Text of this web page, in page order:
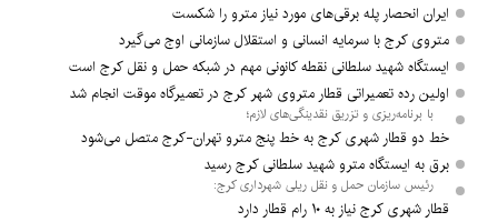
ایران انحصار پله برقی‌های مورد نیاز مترو را شکست
متروی کرج با سرمایه انسانی و استقلال سازمانی اوج می‌گیرد
ایستگاه شهید سلطانی نقطه کانونی مهم در شبکه حمل و نقل کرج است
اولین رده تعمیراتی قطار متروی شهر کرج در تعمیرگاه موقت انجام شد
با برنامه‌ریزی و تزریق نقدینگی‌های لازم؛
خط دو قطار شهری کرج به خط پنج مترو تهران-کرج متصل می‌شود
برق به‌ ایستگاه مترو شهید سلطانی کرج رسید
رئیس سازمان حمل و نقل ریلی شهرداری کرج:
قطار شهری کرج نیاز به ۱۰ رام قطار دارد